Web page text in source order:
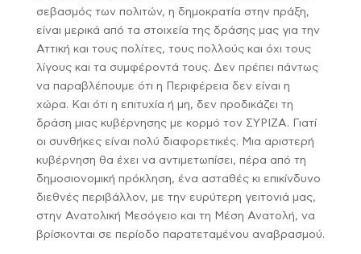
σεβασμός των πολιτών, η δημοκρατία στην πράξη,
είναι μερικά από τα στοιχεία της δράσης μας για την
Αττική και τους πολίτες, τους πολλούς και όχι τους
λίγους και τα συμφέροντά τους. Δεν πρέπει πάντως
να παραβλέπουμε ότι η Περιφέρεια δεν είναι η
χώρα. Και ότι η επιτυχία ή μη, δεν προδικάζει τη
δράση μιας κυβέρνησης με κορμό τον ΣΥΡΙΖΑ. Γιατί
οι συνθήκες είναι πολύ διαφορετικές. Μια αριστερή
κυβέρνηση θα έχει να αντιμετωπίσει, πέρα από τη
δημοσιονομική πρόκληση, ένα ασταθές κι επικίνδυνο
διεθνές περιβάλλον, με την ευρύτερη γειτονιά μας,
στην Ανατολική Μεσόγειο και τη Μέση Ανατολή, να
βρίσκονται σε περίοδο παρατεταμένου αναβρασμού.